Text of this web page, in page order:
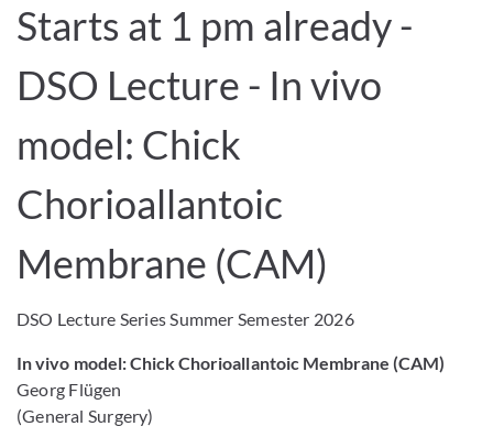
Starts at 1 pm already -
DSO Lecture - In vivo
model: Chick
Chorioallantoic
Membrane (CAM)
DSO Lecture Series Summer Semester 2026
In vivo model: Chick Chorioallantoic Membrane (CAM)
Georg Flügen
(General Surgery)